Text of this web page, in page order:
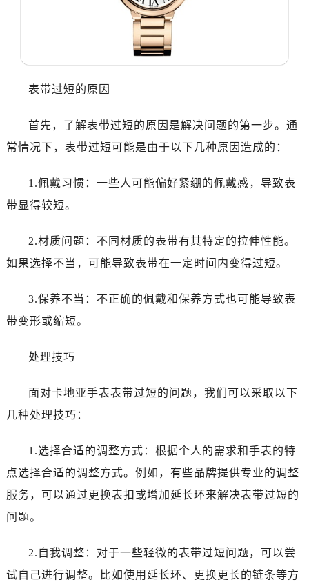
表带过短的原因
首先，了解表带过短的原因是解决问题的第一步。通
常情况下，表带过短可能是由于以下几种原因造成的：
1.佩戴习惯：一些人可能偏好紧绷的佩戴感，导致表
带显得较短。
2.材质问题：不同材质的表带有其特定的拉伸性能。
如果选择不当，可能导致表带在一定时间内变得过短。
3.保养不当：不正确的佩戴和保养方式也可能导致表
带变形或缩短。
处理技巧
面对卡地亚手表表带过短的问题，我们可以采取以下
几种处理技巧：
1.选择合适的调整方式：根据个人的需求和手表的特
点选择合适的调整方式。例如，有些品牌提供专业的调整
服务，可以通过更换表扣或增加延长环来解决表带过短的
问题。
2.自我调整：对于一些轻微的表带过短问题，可以尝
试自己进行调整。比如使用延长环、更换更长的链条等方